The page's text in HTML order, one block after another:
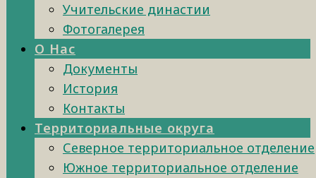
Учительские династии
Фотогалерея
О Нас
Документы
История
Контакты
Территориальные округа
Северное территориальное отделение
Южное территориальное отделение